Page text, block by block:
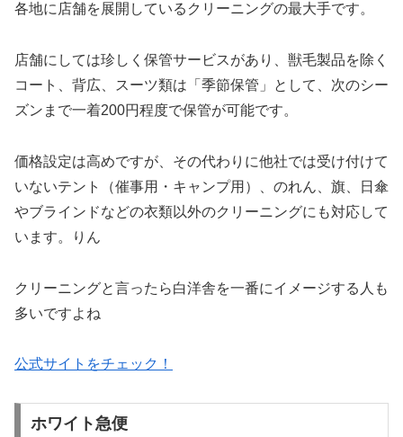
各地に店舗を展開しているクリーニングの最大手です。
店舗にしては珍しく保管サービスがあり、獣毛製品を除く
コート、背広、スーツ類は「季節保管」として、次のシー
ズンまで一着200円程度で保管が可能です。
価格設定は高めですが、その代わりに他社では受け付けて
いないテント（催事用・キャンプ用）、のれん、旗、日傘
やブラインドなどの衣類以外のクリーニングにも対応して
います。りん
クリーニングと言ったら白洋舎を一番にイメージする人も
多いですよね
公式サイトをチェック！
ホワイト急便